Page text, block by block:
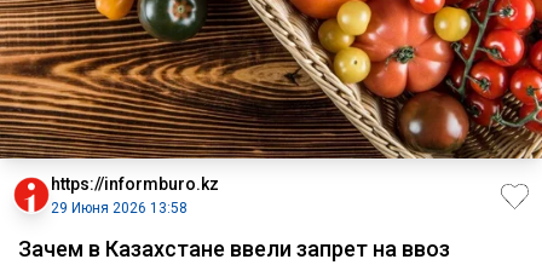
https://informburo.kz
29 Июня 2026 13:58
Зачем в Казахстане ввели запрет на ввоз